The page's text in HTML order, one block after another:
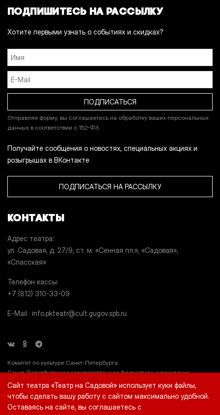
ПОДПИШИТЕСЬ НА РАССЫЛКУ
Хотите первыми узнать о событиях и скидках?
Отправляя форму, вы соглашаетесь на обработку ваших персональных
данных в соответствии с 152-ФЗ.
Получайте сообщения о новостях, специальных акциях и
розыгрышах в ВКонтакте
ПОДПИСАТЬСЯ НА РАССЫЛКУ
КОНТАКТЫ
Адрес театра
ул. Садовая, д. 27/9, ст. м. «Сенная пл.», «Садовая»,
«Спасская»
Телефон кассы
+7 (812) 310-33-09
E-Mail info.pkteatr@cult.gugov.spb.ru
Комитет по культуре Санкт-Петербурга.
Санкт-Петербургское государственное бюджетное учреждение
культуры «Театр на Садовой» (СПб ГБУК «Театр на Садовой»), ИНН
7812044660.
Сайт театра «Театр на Садовой» использует куки файлы,
чтобы сделать вашу работу с сайтом максимально удобной.
Оставаясь на сайте, вы соглашаетесь с